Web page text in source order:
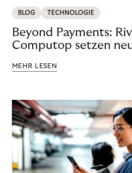
BLOG TECHNOLOGIE
Beyond Payments:
Computop setzen
MEHR LESEN